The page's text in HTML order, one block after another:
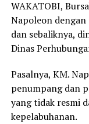
Post Views:
WAKATOBI,
Napoleon dengan
dan sebaliknya,
Dinas
Pasalnya, KM.
penumpang dan
yang tidak resmi
kepelabuhanan.